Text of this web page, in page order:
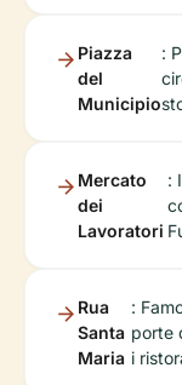
Piazza
del
Municipio
:
Mercato
dei
Lavoratori
:
Rua
Santa
Maria
:
porte
i